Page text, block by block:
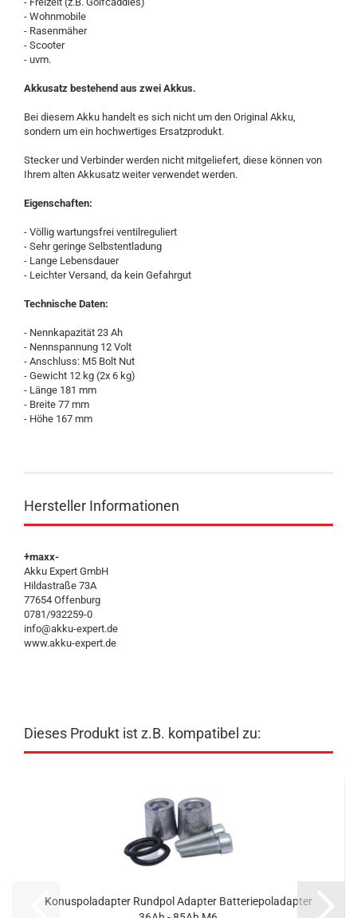
- Wohnmobile
- Rasenmäher
- Scooter
- uvm.
Akkusatz bestehend aus zwei Akkus.
Bei diesem Akku handelt es sich nicht um den Original Akku,
sondern um ein hochwertiges Ersatzprodukt.
Stecker und Verbinder werden nicht mitgeliefert, diese können von
Ihrem alten Akkusatz weiter verwendet werden.
Eigenschaften:
- Völlig wartungsfrei ventilreguliert
- Sehr geringe Selbstentladung
- Lange Lebensdauer
- Leichter Versand, da kein Gefahrgut
Technische Daten:
- Nennkapazität 23 Ah
- Nennspannung 12 Volt
- Anschluss: M5 Bolt Nut
- Gewicht 12 kg (2x 6 kg)
- Länge 181 mm
- Breite 77 mm
- Höhe 167 mm
Hersteller Informationen
+maxx-
Akku Expert GmbH
Hildastraße 73A
77654 Offenburg
0781/932259-0
info@akku-expert.de
www.akku-expert.de
Dieses Produkt ist z.B. kompatibel zu:
Konuspoladapter Rundpol Adapter Batteriepoladapter